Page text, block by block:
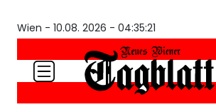
Wien - 10.08. 2026 - 04:35:21